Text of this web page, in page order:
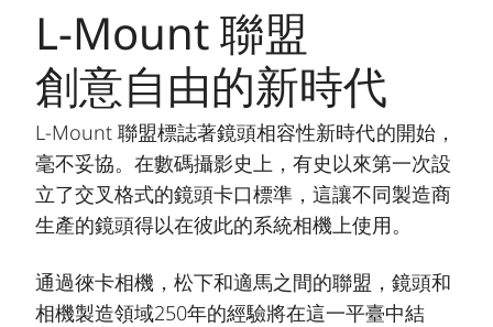
L-Mount 聯盟
創意自由的新時代
L-Mount 聯盟標誌著鏡頭相容性新時代的開始，
毫不妥協。在數碼攝影史上，有史以來第一次設
立了交叉格式的鏡頭卡口標準，這讓不同製造商
生產的鏡頭得以在彼此的系統相機上使用。
通過徠卡相機，松下和適馬之間的聯盟，鏡頭和
相機製造領域250年的經驗將在這一平臺中結